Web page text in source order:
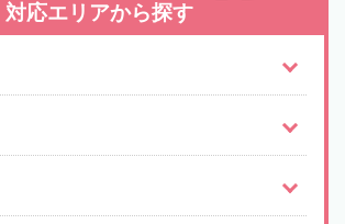
対応エリアから探す